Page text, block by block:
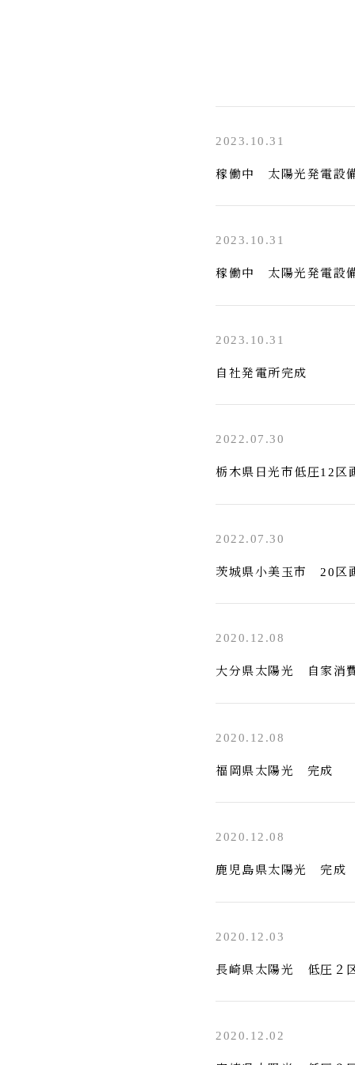
2023.10.31
稼働中 太陽光発電設
2023.10.31
稼働中 太陽光発電設
2023.10.31
自社発電所完成
2022.07.30
栃木県日光市低圧12
2022.07.30
茨城県小美玉市 20
2020.12.08
大分県太陽光 自家消
2020.12.08
福岡県太陽光 完成
2020.12.08
鹿児島県太陽光 完成
2020.12.03
長崎県太陽光 低圧２
2020.12.02